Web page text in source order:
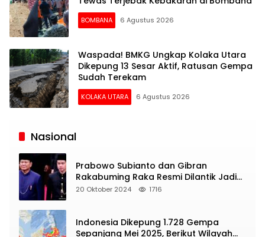
BOMBANA 6 Agustus 2026
Waspada! BMKG Ungkap Kolaka Utara
Dikepung 13 Sesar Aktif, Ratusan Gempa
Sudah Terekam
KOLAKA UTARA 6 Agustus 2026
Siaran
Nasional
Prabowo Subianto dan Gibran
Rakabuming Raka Resmi Dilantik Jadi
Presiden dan Wapres RI
20 Oktober 2024 1716
Indonesia Dikepung 1.728 Gempa
Sepanjang Mei 2025, Berikut Wilayah